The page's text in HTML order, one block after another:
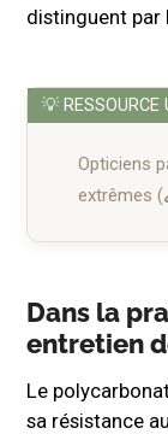
distinguent par
Opticiens
extrêmes
Dans la
entretien
Le
sa résistance